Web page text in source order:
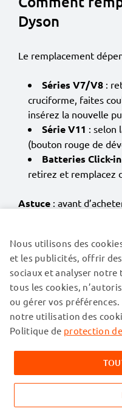
Dyson
Le remplacement
Séries V7/V8 :
cruciforme, faites
insérez la nouvelle
Série V11 : selon
(bouton rouge de
Batteries Click-in
retirez et remplacez
Astuce : avant
Pourquoi
remplacement
aspirateurs
✅ Compatibilité
Nous utilisons des
et les publicités, offrir
sociaux et analyser notre
tous les cookies,
ou gérer vos
notre utilisation des
Politique de protection